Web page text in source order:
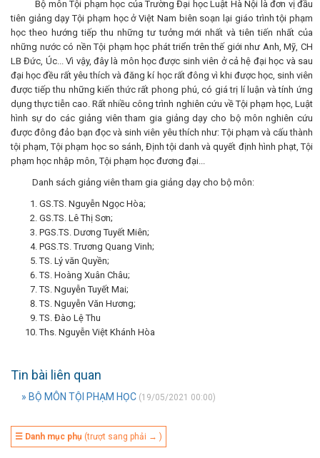
Bộ môn Tội phạm học của Trường Đại học Luật Hà Nội là đơn vị đầu
tiên giảng dạy Tội phạm học ở Việt Nam biên soạn lại giáo trình tội phạm
học theo hướng tiếp thu những tư tưởng mới nhất và tiên tiến nhất của
những nước có nền Tội phạm học phát triển trên thế giới như Anh, Mỹ, CH
LB Đức, Úc... Vì vậy, đây là môn học được sinh viên ở cả hệ đại học và sau
đại học đều rất yêu thích và đăng kí học rất đông vì khi được học, sinh viên
được tiếp thu những kiến thức rất phong phú, có giá trị lí luận và tính ứng
dụng thực tiễn cao. Rất nhiều công trình nghiên cứu về Tội phạm học, Luật
hình sự do các giảng viên tham gia giảng dạy cho bộ môn nghiên cứu
được đông đảo bạn đọc và sinh viên yêu thích như: Tội phạm và cấu thành
tội phạm, Tội phạm học so sánh, Định tội danh và quyết định hình phạt, Tội
phạm học nhập môn, Tội phạm học đương đại...
Danh sách giảng viên tham gia giảng dạy cho bộ môn:
GS.TS. Nguyễn Ngọc Hòa;
GS.TS. Lê Thị Sơn;
PGS.TS. Dương Tuyết Miên;
PGS.TS. Trương Quang Vinh;
TS. Lý văn Quyền;
TS. Hoàng Xuân Châu;
TS. Nguyễn Tuyết Mai;
TS. Nguyễn Văn Hương;
TS. Đào Lệ Thu
Ths. Nguyễn Việt Khánh Hòa
Tin bài liên quan
» BỘ MÔN TỘI PHẠM HỌC (19/05/2021 00:00)
☰ Danh mục phụ (trượt sang phải → )